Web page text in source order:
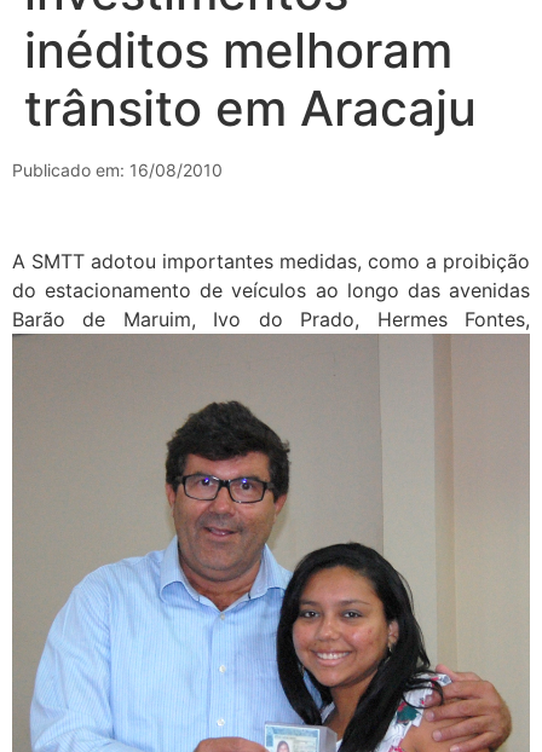
inéditos melhoram
trânsito em Aracaju
Publicado em: 16/08/2010
A SMTT adotou importantes medidas, como a proibição
do estacionamento de veículos ao longo das avenidas
Barão de Maruim, Ivo do Prado, Hermes Fontes,